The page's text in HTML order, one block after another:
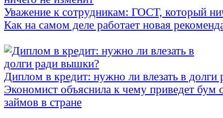
Уважение к сотрудникам: ГОСТ, который
Как на самом деле работает новая
Диплом в кредит: нужно ли влезать в
Экономист объяснила к чему приведет бум
займов в стране